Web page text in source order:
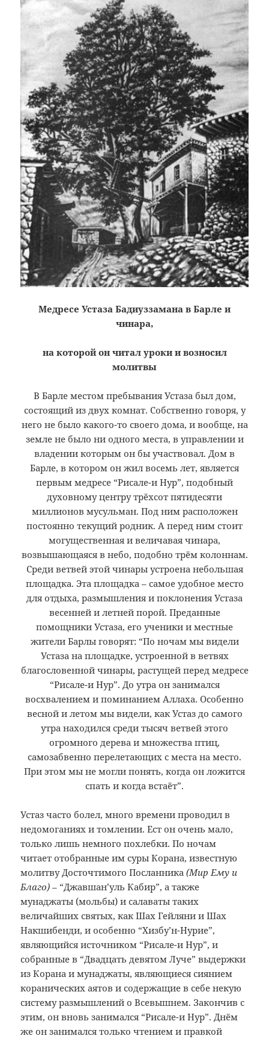
Медресе Устаза Бадиуззамана в Барле и
чинара,
на которой он читал уроки и возносил
молитвы
В Барле местом пребывания Устаза был дом,
состоящий из двух комнат. Собственно говоря, у
него не было какого-то своего дома, и вообще, на
земле не было ни одного места, в управлении и
владении которым он бы участвовал. Дом в
Барле, в котором он жил восемь лет, является
первым медресе “Рисале-и Нур”, подобный
духовному центру трёхсот пятидесяти
миллионов мусульман. Под ним расположен
постоянно текущий родник. А перед ним стоит
могущественная и величавая чинара,
возвышающаяся в небо, подобно трём колоннам.
Среди ветвей этой чинары устроена небольшая
площадка. Эта площадка – самое удобное место
для отдыха, размышления и поклонения Устаза
весенней и летней порой. Преданные
помощники Устаза, его ученики и местные
жители Барлы говорят: “По ночам мы видели
Устаза на площадке, устроенной в ветвях
благословенной чинары, растущей перед медресе
“Рисале-и Нур”. До утра он занимался
восхвалением и поминанием Аллаха. Особенно
весной и летом мы видели, как Устаз до самого
утра находился среди тысяч ветвей этого
огромного дерева и множества птиц,
самозабвенно перелетающих с места на место.
При этом мы не могли понять, когда он ложится
спать и когда встаёт”.
Устаз часто болел, много времени проводил в
недомоганиях и томлении. Ест он очень мало,
только лишь немного похлебки. По ночам
читает отобранные им суры Корана, известную
молитву Досточтимого Посланника(Мир Ему и
Благо) – “Джавшан’уль Кабир”, а также
мунаджаты (мольбы) и салаваты таких
величайших святых, как Шах Гейляни и Шах
Накшибенди, и особенно “Хизбу’н-Нурие”,
являющийся источником “Рисале-и Нур”, и
собранные в “Двадцать девятом Луче” выдержки
из Корана и мунаджаты, являющиеся сиянием
коранических аятов и содержащие в себе некую
систему размышлений о Всевышнем. Закончив с
этим, он вновь занимался “Рисале-и Нур”. Днём
же он занимался только чтением и правкой